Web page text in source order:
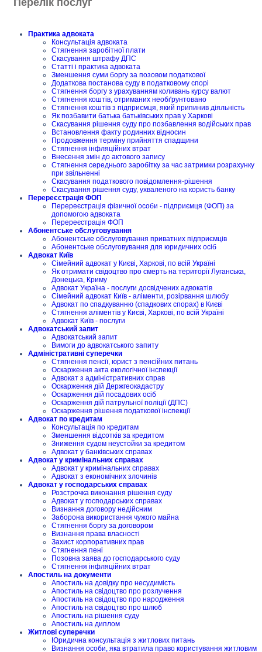
Практика адвоката
Консультація адвоката
Стягнення заробітної плати
Скасування штрафу ДПС
Статті і практика адвоката
Зменшення суми боргу за позовом податкової
Додаткова постанова суду в податковому спорі
Стягнення боргу з урахуванням коливань курсу валют
Стягнення коштів, отриманих необґрунтовано
Стягнення коштів з підприємця, який припинив діяльність
Як позбавити батька батьківських прав у Харкові
Скасування рішення суду про позбавлення водійських прав
Встановлення факту родинних відносин
Продовження терміну прийняття спадщини
Стягнення інфляційних втрат
Внесення змін до актового запису
Стягнення середнього заробітку за час затримки розрахунку
при звільненні
Скасування податкового повідомлення-рішення
Скасування рішення суду, ухваленого на користь банку
Перереєстрація ФОП
Перереєстрація фізичної особи - підприємця (ФОП) за
допомогою адвоката
Перереєстрація ФОП
Абонентське обслуговування
Абонентське обслуговування приватних підприємців
Абонентське обслуговування для юридичних осіб
Адвокат Київ
Сімейний адвокат у Києві, Харкові, по всій Україні
Як отримати свідоцтво про смерть на території Луганська,
Донецька, Криму
Адвокат Україна - послуги досвідчених адвокатів
Сімейний адвокат Київ - аліменти, розірвання шлюбу
Адвокат по спадкуванню (спадкових спорах) в Києві
Стягнення аліментів у Києві, Харкові, по всій Україні
Адвокат Київ - послуги
Адвокатський запит
Адвокатський запит
Вимоги до адвокатського запиту
Адміністративні суперечки
Стягнення пенсії, юрист з пенсійних питань
Оскарження акта екологічної інспекції
Адвокат з адміністративних справ
Оскарження дій Держгеокадастру
Оскарження дій посадових осіб
Оскарження дій патрульної поліції (ДПС)
Оскарження рішення податкової інспекції
Адвокат по кредитам
Консультація по кредитам
Зменшення відсотків за кредитом
Зниження судом неустойки за кредитом
Адвокат у банківських справах
Адвокат у кримінальних справах
Адвокат у кримінальних справах
Адвокат з економічних злочинів
Адвокат у господарських справах
Розстрочка виконання рішення суду
Адвокат у господарських справах
Визнання договору недійсним
Заборона використання чужого майна
Стягнення боргу за договором
Визнання права власності
Захист корпоративних прав
Стягнення пені
Позовна заява до господарського суду
Стягнення інфляційних втрат
Апостиль на документи
Апостиль на довідку про несудимість
Апостиль на свідоцтво про розлучення
Апостиль на свідоцтво про народження
Апостиль на свідоцтво про шлюб
Апостиль на рішення суду
Апостиль на диплом
Житлові суперечки
Юридична консультація з житлових питань
Визнання особи, яка втратила право користування житловим